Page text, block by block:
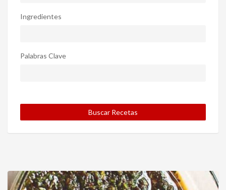
Ingredientes
Palabras Clave
Buscar Recetas